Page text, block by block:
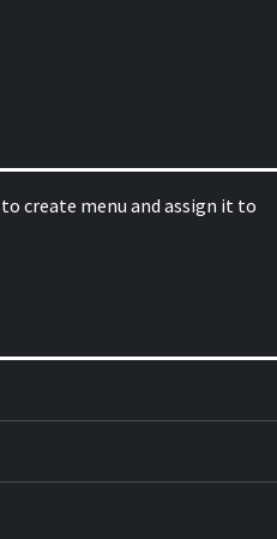
create menu and assign it to